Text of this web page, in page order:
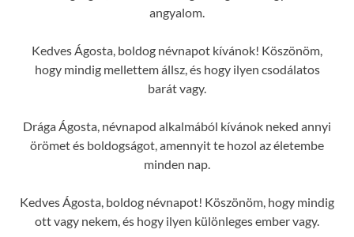
angyalom.
Kedves Ágosta, boldog névnapot kívánok! Köszönöm,
hogy mindig mellettem állsz, és hogy ilyen csodálatos
barát vagy.
Drága Ágosta, névnapod alkalmából kívánok neked annyi
örömet és boldogságot, amennyit te hozol az életembe
minden nap.
Kedves Ágosta, boldog névnapot! Köszönöm, hogy mindig
ott vagy nekem, és hogy ilyen különleges ember vagy.